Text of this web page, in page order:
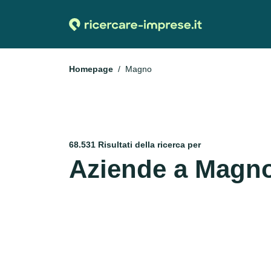
Homepage Magno
68.531 Risultati della ricerca per
Aziende a